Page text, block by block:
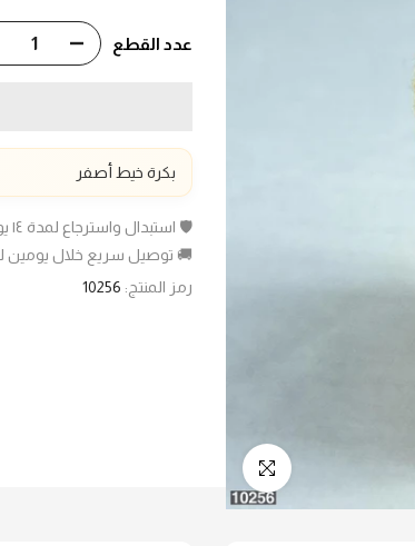
انقر للتكبير
عدد القطع
بكرة خيط أصفر
🛡️ استبدال واسترجاع لمدة ١٤ يوم
🚚 توصيل سريع خلال يومين لـ ٣ ايام عمل
رمز المنتج: 10256